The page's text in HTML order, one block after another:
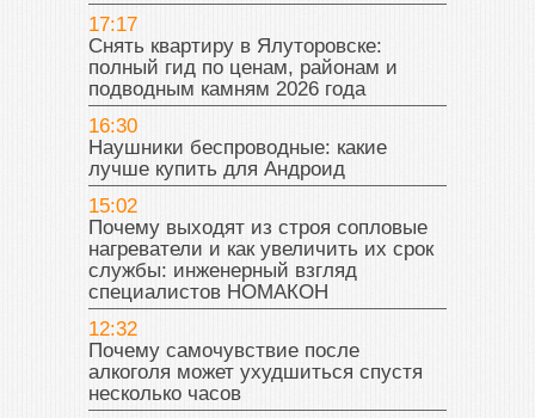
17:17
Снять квартиру в Ялуторовске:
полный гид по ценам, районам и
подводным камням 2026 года
16:30
Наушники беспроводные: какие
лучше купить для Андроид
15:02
Почему выходят из строя сопловые
нагреватели и как увеличить их срок
службы: инженерный взгляд
специалистов НОМАКОН
12:32
Почему самочувствие после
алкоголя может ухудшиться спустя
несколько часов